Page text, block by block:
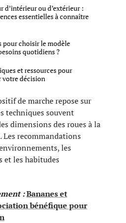
d’intérieur ou d’extérieur :
essentielles à connaître
pour choisir le modèle
quotidiens ?
et ressources pour
votre décision
de marche repose sur
techniques souvent
dimensions des roues à la
Les recommandations
les
et les habitudes
:Bananes et
bénéfique pour